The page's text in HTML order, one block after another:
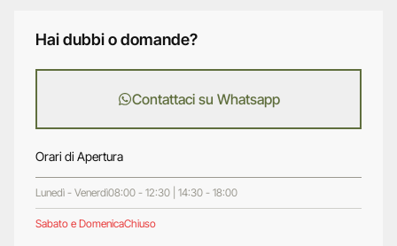
Hai dubbi o domande?
Contattaci su Whatsapp
Orari di Apertura
Lunedì - Venerdì08:00 - 12:30 | 14:30 - 18:00
Sabato e DomenicaChiuso